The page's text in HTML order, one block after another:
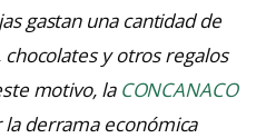
gastan una cantidad de
y otros regalos
motivo, la CONCANACO
derrama económica